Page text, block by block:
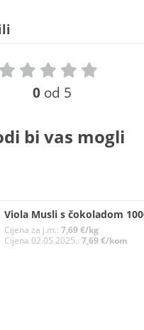
0 od 5
bi vas mogli
Viola Musli s čokoladom
Cijena za j.m.:7,69 €/kg
Cijena 02.05.2025.:7,69 €/kom